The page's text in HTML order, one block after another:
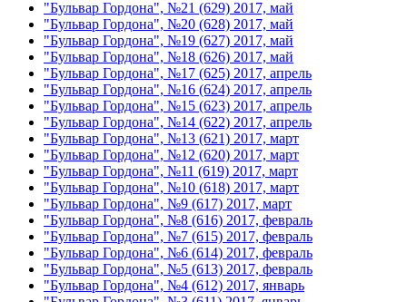
"Бульвар Гордона", №21 (629) 2017, май
"Бульвар Гордона", №20 (628) 2017, май
"Бульвар Гордона", №19 (627) 2017, май
"Бульвар Гордона", №18 (626) 2017, май
"Бульвар Гордона", №17 (625) 2017, апрель
"Бульвар Гордона", №16 (624) 2017, апрель
"Бульвар Гордона", №15 (623) 2017, апрель
"Бульвар Гордона", №14 (622) 2017, апрель
"Бульвар Гордона", №13 (621) 2017, март
"Бульвар Гордона", №12 (620) 2017, март
"Бульвар Гордона", №11 (619) 2017, март
"Бульвар Гордона", №10 (618) 2017, март
"Бульвар Гордона", №9 (617) 2017, март
"Бульвар Гордона", №8 (616) 2017, февраль
"Бульвар Гордона", №7 (615) 2017, февраль
"Бульвар Гордона", №6 (614) 2017, февраль
"Бульвар Гордона", №5 (613) 2017, февраль
"Бульвар Гордона", №4 (612) 2017, январь